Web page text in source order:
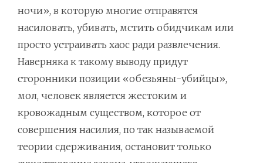
ночи», в которую многие отправятся
насиловать, убивать, мстить обидчикам или
просто устраивать хаос ради развлечения.
Наверняка к такому выводу придут
сторонники позиции «обезьяны-убийцы»,
мол, человек является жестоким и
кровожадным существом, которое от
совершения насилия, по так называемой
теории сдерживания, остановит только